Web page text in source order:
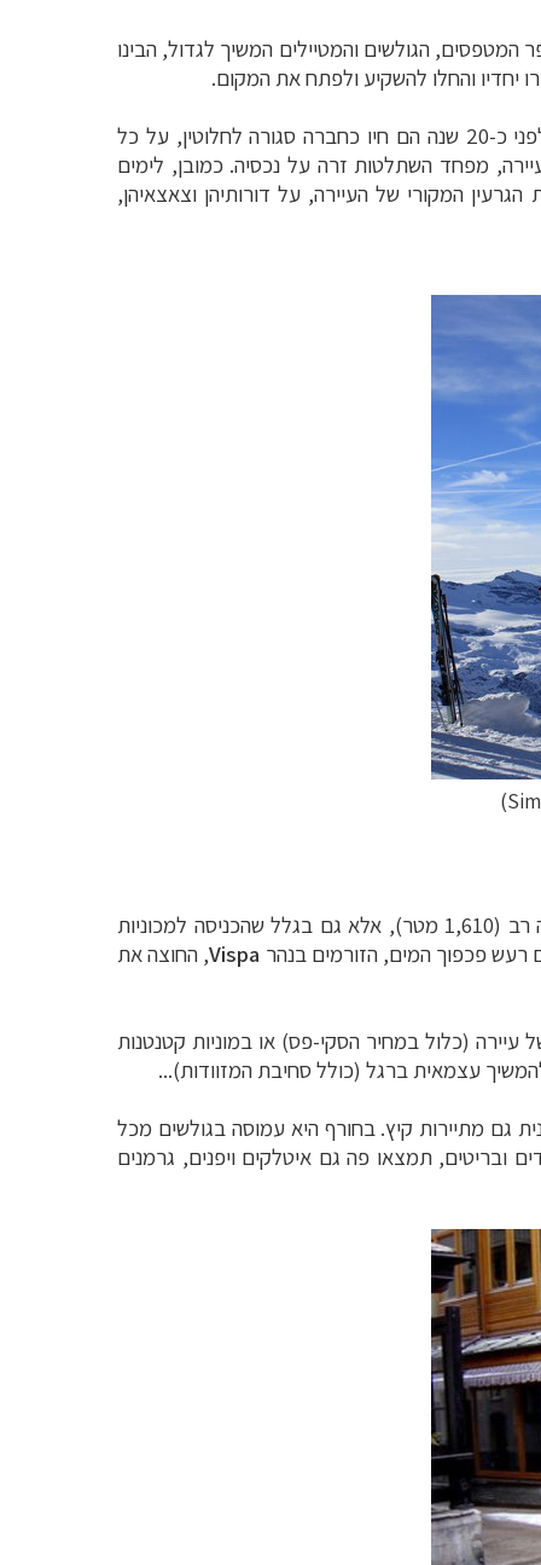
הגולשים והמטיילים המשיך לגדול, הבינו
והחלו להשקיע ולפתח את המקום.
התושבים הותיקים כה חששו מ"פולשים" פוטנציאלים, שעלולים היו לקחת חלק מ"מכרה הזהב" שבבעלותם, שעד לפני כ-20 שנה הם חיו כחברה סגורה לחלוטין, על כל
מפחד השתלטות זרה על נכסיה. כמובן, לימים
המקורי של העיירה, על דורותיהן וצאצאיהן,
)
העיירה השקטה, בעלת האוויר הנקי, השוכנת למרגלות ההר האדיר, שקטה וירוקה לא רק בגלל היותה ממוקמת בגובה רב (1,610 מטר), אלא גם בגלל שהכניסה למכוניות
פכפוך המים, הזורמים בנהר Vispa, החוצה את
(כלול במחיר הסקי-פס) או במוניות קטנטנות
עצמאית ברגל (כולל סחיבת המזוודות)...
גם מתיירות קיץ. בחורף היא עמוסה בגולשים מכל
ובריטים, תמצאו פה גם איטלקים ויפנים, גרמנים